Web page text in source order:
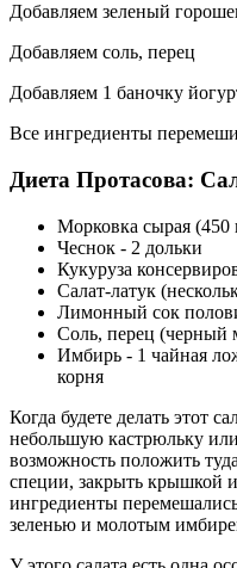
Добавляем зеленый
Добавляем соль, перец
Добавляем 1 баночку
Все ингредиенты
Диета Протасова:
Морковка сырая (450
Чеснок - 2 дольки
Кукуруза
Салат-латук
Лимонный сок
Соль, перец (черный
Имбирь - 1 чайная
корня
Когда будете делать этот
небольшую кастрюльку
возможность положить
специи, закрыть крышкой
ингредиенты
зеленью и молотым